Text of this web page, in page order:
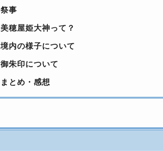
祭事
美穂屋姫大神って？
境内の様子について
御朱印について
まとめ・感想